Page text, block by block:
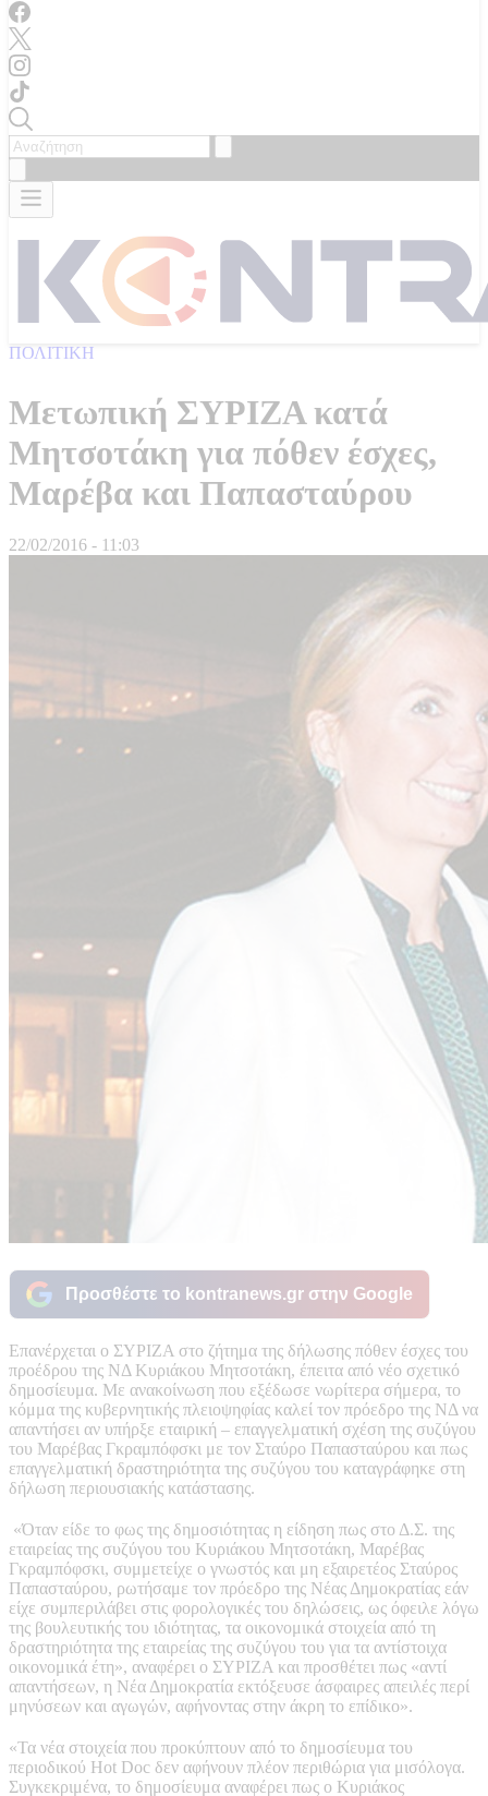
ΠΟΛΙΤΙΚΗ
Μετωπική ΣΥΡΙΖΑ κατά
Μητσοτάκη για πόθεν έσχες,
Μαρέβα και Παπασταύρου
22/02/2016 - 11:03
Προσθέστε το kontranews.gr στην Google
Επανέρχεται ο ΣΥΡΙΖΑ στο ζήτημα της δήλωσης πόθεν έσχες του
προέδρου της ΝΔ Κυριάκου Μητσοτάκη, έπειτα από νέο σχετικό
δημοσίευμα. Με ανακοίνωση που εξέδωσε νωρίτερα σήμερα, το
κόμμα της κυβερνητικής πλειοψηφίας καλεί τον πρόεδρο της ΝΔ να
απαντήσει αν υπήρξε εταιρική – επαγγελματική σχέση της συζύγου
του Μαρέβας Γκραμπόφσκι με τον Σταύρο Παπασταύρου και πως
επαγγελματική δραστηριότητα της συζύγου του καταγράφηκε στη
δήλωση περιουσιακής κατάστασης.
«Όταν είδε το φως της δημοσιότητας η είδηση πως στο Δ.Σ. της
εταιρείας της συζύγου του Κυριάκου Μητσοτάκη, Μαρέβας
Γκραμπόφσκι, συμμετείχε ο γνωστός και μη εξαιρετέος Σταύρος
Παπασταύρου, ρωτήσαμε τον πρόεδρο της Νέας Δημοκρατίας εάν
είχε συμπεριλάβει στις φορολογικές του δηλώσεις, ως όφειλε λόγω
της βουλευτικής του ιδιότητας, τα οικονομικά στοιχεία από τη
δραστηριότητα της εταιρείας της συζύγου του για τα αντίστοιχα
οικονομικά έτη», αναφέρει ο ΣΥΡΙΖΑ και προσθέτει πως «αντί
απαντήσεων, η Νέα Δημοκρατία εκτόξευσε άσφαιρες απειλές περί
μηνύσεων και αγωγών, αφήνοντας στην άκρη το επίδικο».
«Τα νέα στοιχεία που προκύπτουν από το δημοσίευμα του
περιοδικού Hot Doc δεν αφήνουν πλέον περιθώρια για μισόλογα.
Συγκεκριμένα, το δημοσίευμα αναφέρει πως ο Κυριάκος